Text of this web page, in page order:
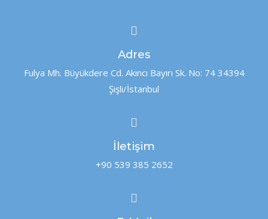
Adres
Fulya Mh. Büyükdere Cd. Akıncı Bayırı Sk. No: 74 34394
Şişli/İstanbul
İletişim
+90 539 385 2652